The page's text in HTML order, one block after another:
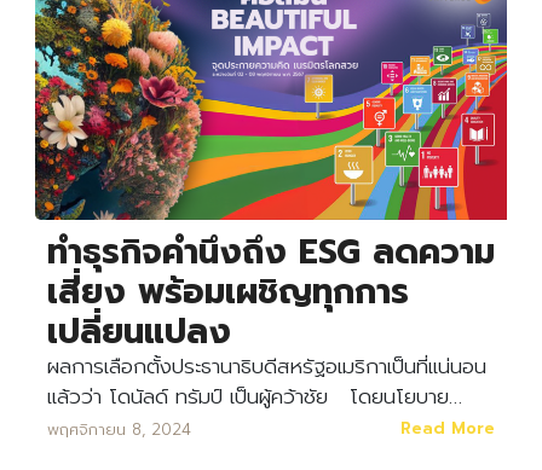
ทำธุรกิจคำนึงถึง ESG ลดความ
เสี่ยง พร้อมเผชิญทุกการ
เปลี่ยนแปลง
ผลการเลือกตั้งประธานาธิบดีสหรัฐอเมริกาเป็นที่แน่นอน
แล้วว่า โดนัลด์ ทรัมป์ เป็นผู้คว้าชัย โดยนโยบาย…
พฤศจิกายน 8, 2024 Read More